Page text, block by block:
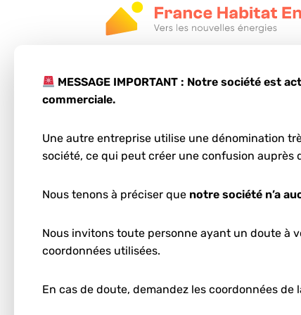
MESSAGE IMPORTANT : Notre société est
commerciale.
Une autre entreprise utilise une dénomination
société, ce qui peut créer une confusion auprès
Nous tenons à préciser que notre société n’a
Nous invitons toute personne ayant un doute à
coordonnées utilisées.
En cas de doute, demandez les coordonnées
Étape 1
Votre projet
à La Teste-de-
Entrez votre code postal et votre